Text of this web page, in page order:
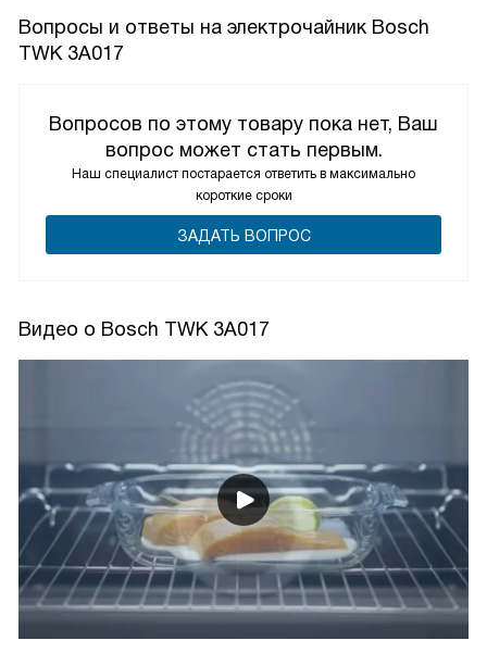
Вопросы и ответы на электрочайник Bosch
TWK 3A017
Вопросов по этому товару пока нет, Ваш
вопрос может стать первым.
Наш специалист постарается ответить в максимально
короткие сроки
ЗАДАТЬ ВОПРОС
Видео о Bosch TWK 3A017